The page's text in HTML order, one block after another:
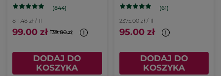
(844)
811.48 zł / 1l
99.00 zł 139.00 zł
DODAJ DO
KOSZYKA
(61)
2375.00 zł / 1l
95.00 zł
DODAJ DO
KOSZYKA